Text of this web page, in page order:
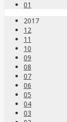
01
2017
12
11
10
09
08
07
06
05
04
03